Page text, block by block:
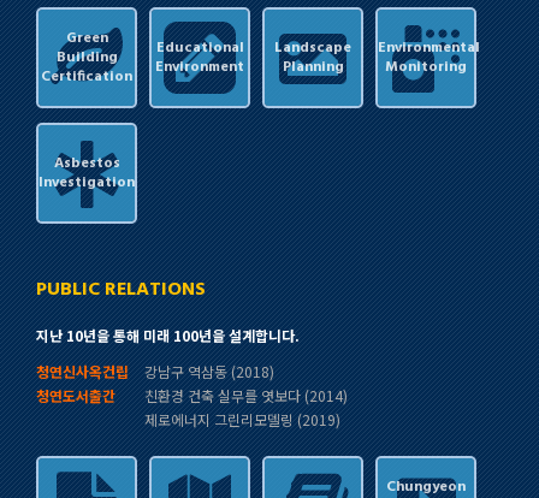
Green
Building
Certification
Educational
Environment
Landscape
Planning
Environmental
Monitoring
Asbestos
Investigation
PUBLIC RELATIONS
지난 10년을 통해 미래 100년을 설계합니다.
청연신사옥건립
강남구 역삼동 (2018)
청연도서출간
친환경 건축 실무를 엿보다 (2014)
제로에너지 그린리모델링 (2019)
Chungyeon